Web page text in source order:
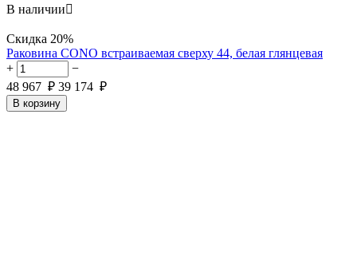
В наличии
Скидка 20%
Раковина CONO встраиваемая сверху 44, белая глянцевая
+
−
48 967 ₽ 39 174 ₽
В корзину